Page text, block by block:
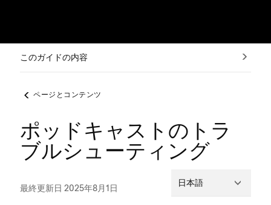
このガイドの内容
ページとコンテンツ
ポッドキャストのトラ
ブルシューティング
最終更新日 2025年8月1日 日本語